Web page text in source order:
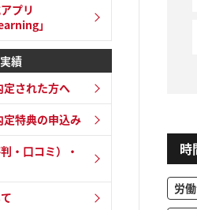
時
労
プリ
」
績
定された方へ
定特典の申込み
・口コミ）・